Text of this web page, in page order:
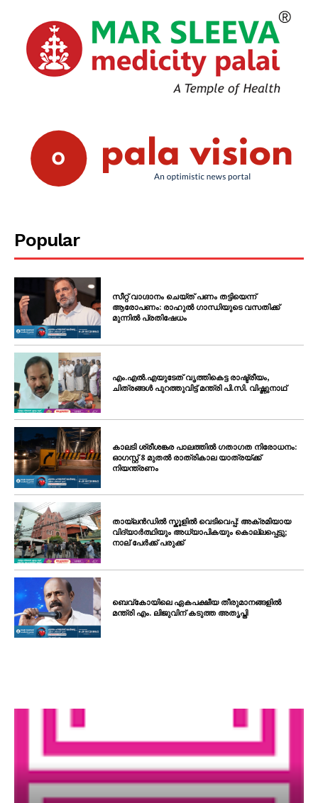
Popular
സീറ്റ് വാഗ്ദാനം ചെയ്ത് പണം തട്ടിയെന്ന്
ആരോപണം: രാഹുൽ ഗാന്ധിയുടെ വസതിക്ക്
മുന്നിൽ പ്രതിഷേധം
എം.എൽ.എയുടേത് വൃത്തികെട്ട രാഷ്ട്രീയം,
ചിത്രങ്ങൾ പുറത്തുവിട്ട് മന്ത്രി പി.സി. വിഷ്ണുനാഥ്
കാലടി ശ്രീശങ്കര പാലത്തിൽ ഗതാഗത നിരോധനം:
ഓഗസ്റ്റ് 8 മുതൽ രാത്രികാല യാത്രയ്ക്ക്
നിയന്ത്രണം
തായ്ലൻഡിൽ സ്കൂളിൽ വെടിവെപ്പ്: അക്രമിയായ
വിദ്യാർത്ഥിയും അധ്യാപികയും കൊല്ലപ്പെട്ടു;
നാല് പേർക്ക് പരുക്ക്
ബെവ്കോയിലെ ഏകപക്ഷീയ തീരുമാനങ്ങളിൽ
മന്ത്രി എം. ലിജുവിന് കടുത്ത അതൃപ്തി